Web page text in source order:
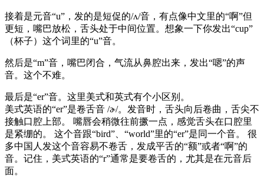
接着是元音“u”，发的是短促的/ʌ/音，有点像中文里的“啊”但
更短，嘴巴放松，舌头处于中间位置。想象一下你发出“cup”
（杯子）这个词里的“u”音。
然后是“m”音，嘴巴闭合，气流从鼻腔出来，发出“嗯”的声
音。这个不难。
最后是“er”音。这里美式和英式有个小区别。
美式英语的“er”是卷舌音 /ɚ/。发音时，舌头向后卷曲，舌尖不
接触口腔上部。 嘴唇会稍微往前撅一点，感觉舌头在口腔里
是紧绷的。 这个音跟“bird”、“world”里的“er”是同一个音。 很
多中国人发这个音容易不卷舌，发成平舌的“额”或者“啊”的
音。记住，美式英语的“r”通常是要卷舌的，尤其是在元音后
面。